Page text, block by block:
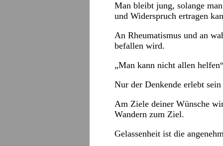
Man bleibt jung, solange
und Widerspruch ertragen
An Rheumatismus und an
befallen wird.
„Man kann nicht allen
Nur der Denkende erlebt
Am Ziele deiner Wünsche
Wandern zum Ziel.
Gelassenheit ist die